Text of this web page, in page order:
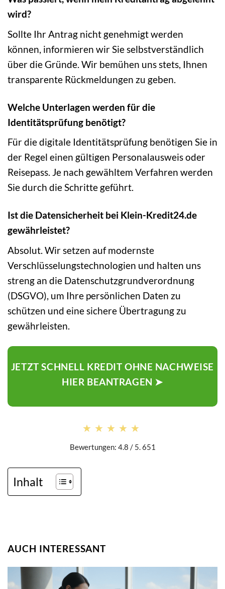
wird?
Sollte Ihr Antrag nicht genehmigt werden
können, informieren wir Sie selbstverständlich
über die Gründe. Wir bemühen uns stets, Ihnen
transparente Rückmeldungen zu geben.
Welche Unterlagen werden für die
Identitätsprüfung benötigt?
Für die digitale Identitätsprüfung benötigen Sie in
der Regel einen gültigen Personalausweis oder
Reisepass. Je nach gewähltem Verfahren werden
Sie durch die Schritte geführt.
Ist die Datensicherheit bei Klein-Kredit24.de
gewährleistet?
Absolut. Wir setzen auf modernste
Verschlüsselungstechnologien und halten uns
streng an die Datenschutzgrundverordnung
(DSGVO), um Ihre persönlichen Daten zu
schützen und eine sichere Übertragung zu
gewährleisten.
JETZT SCHNELL KREDIT OHNE NACHWEISE
HIER BEANTRAGEN ➤
★★★★★
★★★★★
Bewertungen: 4.8 / 5. 651
Inhalt
AUCH INTERESSANT